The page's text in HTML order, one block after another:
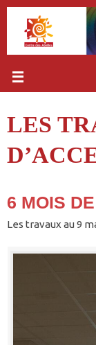
Passer
contenu
LES
6 MOIS
Les travaux au 9